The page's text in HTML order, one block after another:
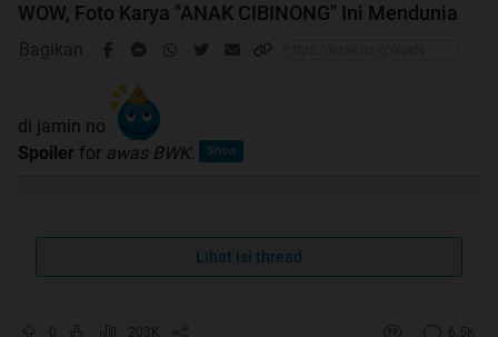
WOW, Foto Karya "ANAK CIBINONG" Ini Mendunia
Bagikan
di jamin no
Spoiler for awas BWK:
sebelum membaca tolong bantu rate gan:
Lihat isi thread
203K 6.5K